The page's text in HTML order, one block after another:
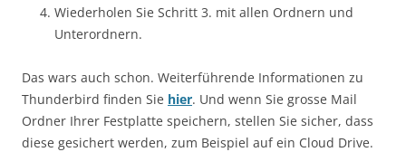
Wiederholen Sie Schritt 3. mit allen Ordnern und
Unterordnern.
Das wars auch schon. Weiterführende Informationen zu
Thunderbird finden Sie hier. Und wenn Sie grosse Mail
Ordner Ihrer Festplatte speichern, stellen Sie sicher, dass
diese gesichert werden, zum Beispiel auf ein Cloud Drive.